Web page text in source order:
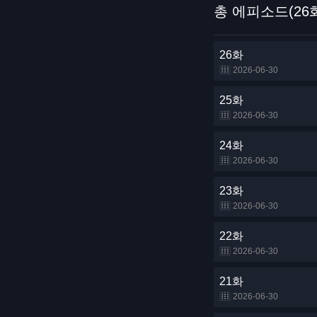
총 에피소드(26
26화
2026-06-30
25화
2026-06-30
24화
2026-06-30
23화
2026-06-30
22화
2026-06-30
21화
2026-06-30